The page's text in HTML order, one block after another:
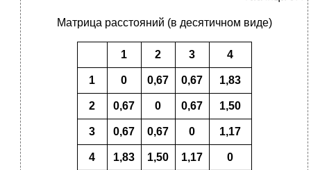
Матрица расстояний (в десятичном виде)
1 2 3 4
1 0 0,67 0,67 1,83
2 0,67 0 0,67 1,50
3 0,67 0,67 0 1,17
4 1,83 1,50 1,17 0